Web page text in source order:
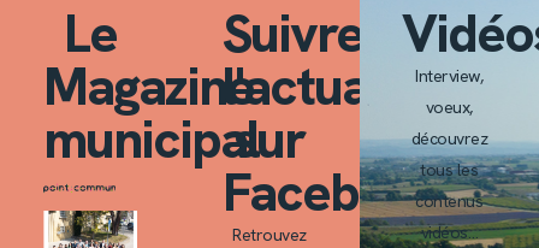
Le
Magazine
municipal
Suivre
l'actualité
sur
Facebook
Retrouvez
Interview,
voeux,
découvrez
tous les
contenus
vidéos…